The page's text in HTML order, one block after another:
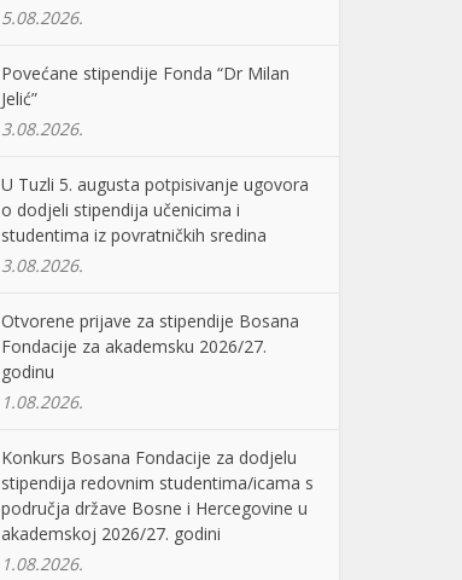
5.08.2026.
Povećane stipendije Fonda “Dr Milan
Jelić”
3.08.2026.
U Tuzli 5. augusta potpisivanje ugovora
o dodjeli stipendija učenicima i
studentima iz povratničkih sredina
3.08.2026.
Otvorene prijave za stipendije Bosana
Fondacije za akademsku 2026/27.
godinu
1.08.2026.
Konkurs Bosana Fondacije za dodjelu
stipendija redovnim studentima/icama s
područja države Bosne i Hercegovine u
akademskoj 2026/27. godini
1.08.2026.